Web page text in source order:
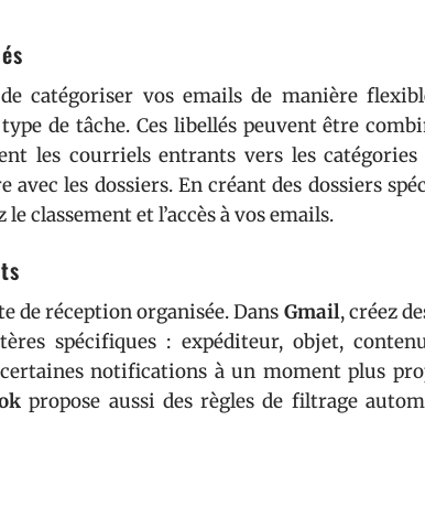
catégoriser vos emails de manière
de tâche. Ces libellés peuvent être
les courriels entrants vers les catégories
les dossiers. En créant des dossiers
classement et l’accès à vos emails.
de réception organisée. Dans Gmail, créez
spécifiques : expéditeur, objet,
notifications à un moment plus
propose aussi des règles de filtrage